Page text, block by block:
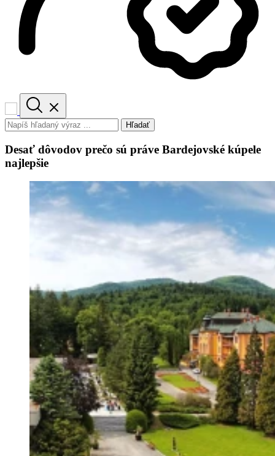
Hľadať
Desať dôvodov prečo sú práve Bardejovské kúpele
najlepšie